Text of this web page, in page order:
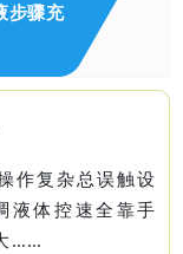
步骤充
作复杂总误触设
液体控速全靠手
……